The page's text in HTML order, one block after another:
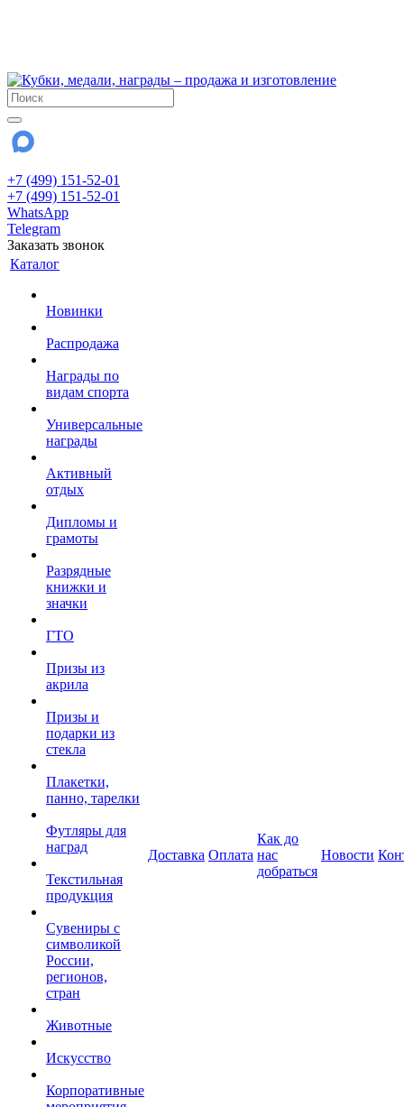
+7 (499) 151-52-01
+7 (499) 151-52-01
WhatsApp
Telegram
Заказать звонок
Каталог
Новинки
Распродажа
Награды по
видам спорта
Универсальные
награды
Активный
отдых
Дипломы и
грамоты
Разрядные
книжки и
значки
ГТО
Призы из
акрила
Призы и
подарки из
стекла
Плакетки,
панно, тарелки
Футляры для
наград
Текстильная
продукция
Сувениры с
символикой
России,
регионов,
стран
Животные
Искусство
Корпоративные
Доставка Оплата
Как до
нас
добраться
Новости